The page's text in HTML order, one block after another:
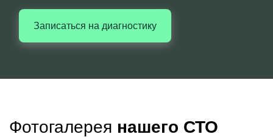
Записаться на диагностику
Фотогалерея нашего СТО